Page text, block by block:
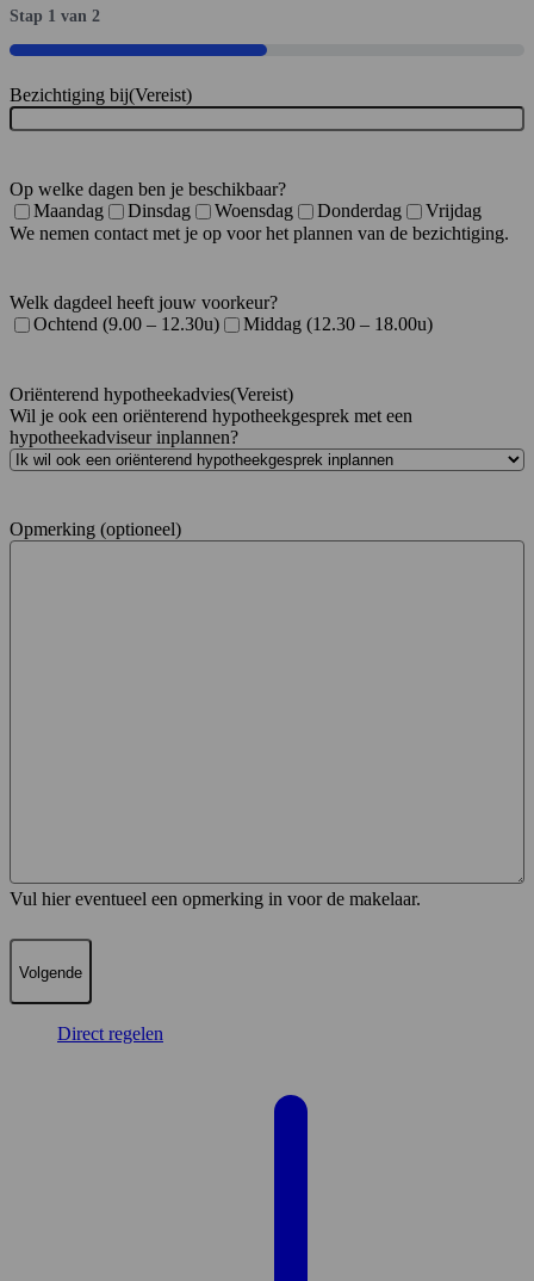
Stap 1 van 2
50%
Bezichtiging bij(Vereist)
Op welke dagen ben je beschikbaar?
Maandag
Dinsdag Woensdag Donderdag
Vrijdag
We nemen contact met je op voor het plannen van de bezichtiging.
Welk dagdeel heeft jouw voorkeur?
Ochtend (9.00 – 12.30u)
Middag (12.30 – 18.00u)
Oriënterend hypotheekadvies(Vereist)
Wil je ook een oriënterend hypotheekgesprek met een
hypotheekadviseur inplannen?
Opmerking (optioneel)
Vul hier eventueel een opmerking in voor de makelaar.
Direct regelen